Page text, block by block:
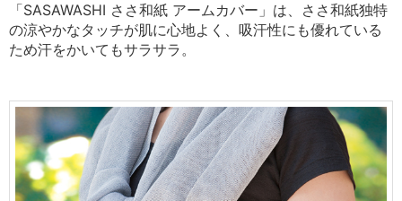
「SASAWASHI ささ和紙 アームカバー」は、ささ和紙独特
の涼やかなタッチが肌に心地よく、吸汗性にも優れている
ため汗をかいてもサラサラ。